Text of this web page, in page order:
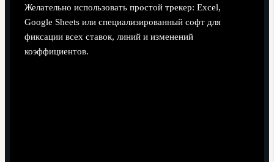
Желательно использовать простой трекер: Excel,
Google Sheets или специализированный софт для
фиксации всех ставок, линий и изменений
коэффициентов.